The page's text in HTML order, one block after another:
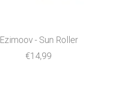
Ezimoov - Sun Roller
€14,99